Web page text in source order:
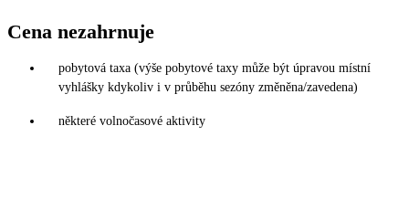
Cena nezahrnuje
pobytová taxa (výše pobytové taxy může být úpravou místní
vyhlášky kdykoliv i v průběhu sezóny změněna/zavedena)
některé volnočasové aktivity